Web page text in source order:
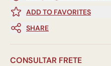
ADD TO FAVORITES
SHARE
CONSULTAR FRETE